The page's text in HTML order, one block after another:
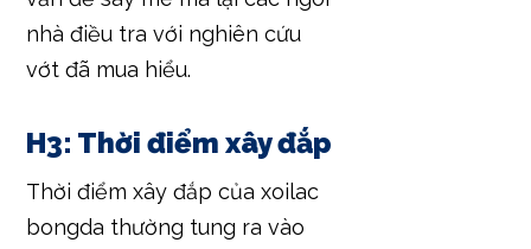
nhà điều tra với nghiên cứu
vớt đã mua hiểu.
H3: Thời điểm xây đắp
Thời điểm xây đắp của xoilac
bongda thường tung ra vào